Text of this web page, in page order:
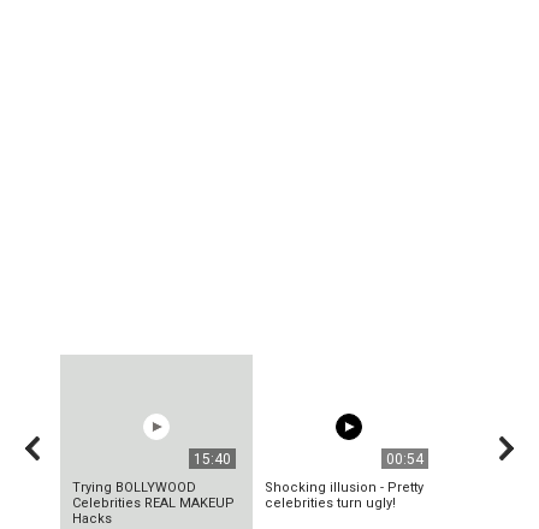
15:40
Trying BOLLYWOOD
Celebrities REAL MAKEUP
Hacks
00:54
Shocking illusion - Pretty
celebrities turn ugly!